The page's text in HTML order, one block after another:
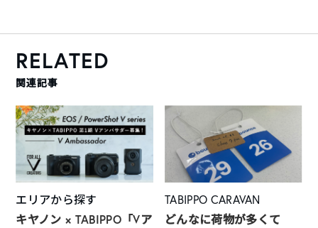
RELATED
関連記事
エリアから探す
キヤノン × TABIPPO「Vア
TABIPPO CARAVAN
どんなに荷物が多くて